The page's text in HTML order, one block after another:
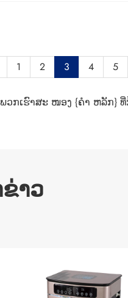
1 2 3 4 5
ກເຮົາສະ ໜອງ {ຄຳ ຫລັກ}
າວ